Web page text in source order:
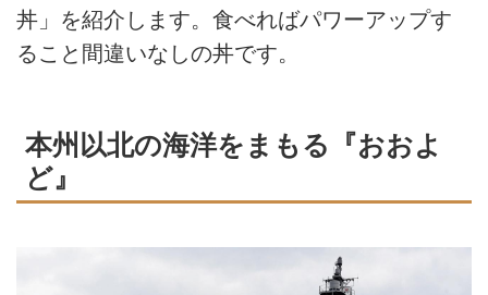
丼」を紹介します。食べればパワーアップす
ること間違いなしの丼です。
本州以北の海洋をまもる『おおよ
ど』